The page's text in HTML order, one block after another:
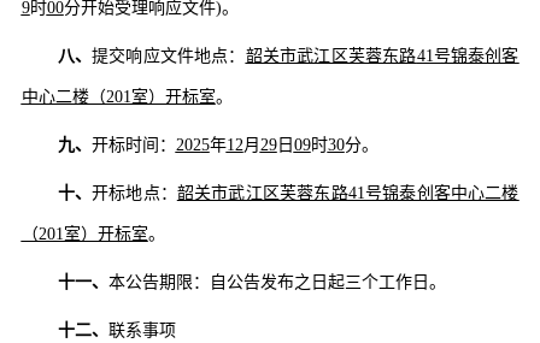
9时00分开始受理响应文件)。
八、 提交响应文件地点： 韶关市武江区芙蓉东路41号锦泰创客
中心二楼（201室）开标室。
九、 开标时间： 2025年12 月 29日 09时30分。
十、 开标地点： 韶关市武江区芙蓉东路41号锦泰创客中心二楼
（201室）开标室。
十一、 本公告期限：自公告发布之日起三个工作日。
十二、 联系事项